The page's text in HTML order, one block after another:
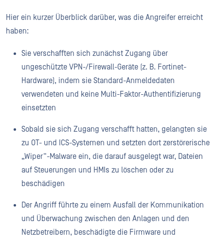
Hier ein kurzer Überblick darüber, was die Angreifer erreicht
haben:
Sie verschafften sich zunächst Zugang über
ungeschützte VPN-/Firewall-Geräte (z. B. Fortinet-
Hardware), indem sie Standard-Anmeldedaten
verwendeten und keine Multi-Faktor-Authentifizierung
einsetzten
Sobald sie sich Zugang verschafft hatten, gelangten sie
zu OT- und ICS-Systemen und setzten dort zerstörerische
„Wiper“-Malware ein, die darauf ausgelegt war, Dateien
auf Steuerungen und HMIs zu löschen oder zu
beschädigen
Der Angriff führte zu einem Ausfall der Kommunikation
und Überwachung zwischen den Anlagen und den
Netzbetreibern, beschädigte die Firmware und